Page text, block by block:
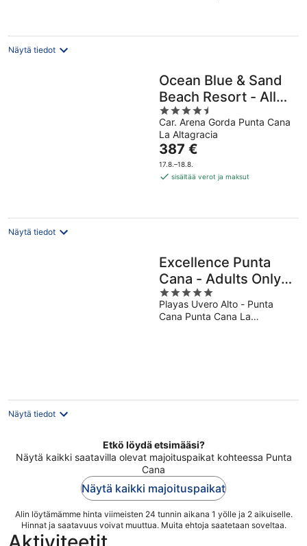
Näytä tiedot
Ocean Blue & Sand
Beach Resort - All
Inclusive
4.5
out
of
5
Car. Arena Gorda Punta Cana
La Altagracia
Hinta
on
387 €
387 €
17.8.–18.8.
sisältää verot ja maksut
Näytä tiedot
Excellence Punta
Cana - Adults Only
All Inclusive
5
out
of
Playas Uvero Alto - Punta
Cana Punta Cana La
Näytä tiedot
Etkö löydä etsimääsi?
Näytä kaikki saatavilla olevat majoituspaikat kohteessa Punta
Cana
Näytä kaikki majoituspaikat
Alin löytämämme hinta viimeisten 24 tunnin aikana 1 yölle ja 2 aikuiselle.
Hinnat ja saatavuus voivat muuttua. Muita ehtoja saatetaan soveltaa.